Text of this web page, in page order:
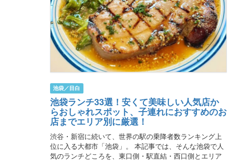
池袋／目白
池袋ランチ33選！安くて美味しい人気店か
らおしゃれスポット、子連れにおすすめのお
店までエリア別に厳選！
渋谷・新宿に続いて、世界の駅の乗降者数ランキング上
位に入る大都市「池袋」。 本記事では、そんな池袋で人
気のランチどころを、東口側・駅直結・西口側とエリア